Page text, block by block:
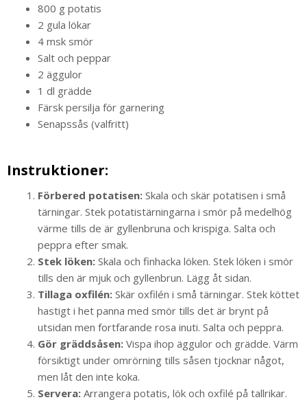
800 g potatis
2 gula lökar
4 msk smör
Salt och peppar
2 äggulor
1 dl grädde
Färsk persilja för garnering
Senapssås (valfritt)
Instruktioner:
Förbered potatisen: Skala och skär potatisen i små
tärningar. Stek potatistärningarna i smör på medelhög
värme tills de är gyllenbruna och krispiga. Salta och
peppra efter smak.
Stek löken: Skala och finhacka löken. Stek löken i smör
tills den är mjuk och gyllenbrun. Lägg åt sidan.
Tillaga oxfilén: Skär oxfilén i små tärningar. Stek köttet
hastigt i het panna med smör tills det är brynt på
utsidan men fortfarande rosa inuti. Salta och peppra.
Gör gräddsåsen: Vispa ihop äggulor och grädde. Värm
försiktigt under omrörning tills såsen tjocknar något,
men låt den inte koka.
Servera: Arrangera potatis, lök och oxfilé på tallrikar.